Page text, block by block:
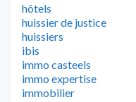
hôtels
huissier de justice
huissiers
ibis
immo casteels
immo expertise
immobilier